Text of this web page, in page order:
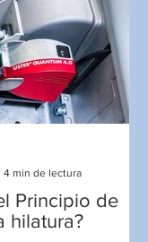
Principio de
hilatura?
4 min de lectura